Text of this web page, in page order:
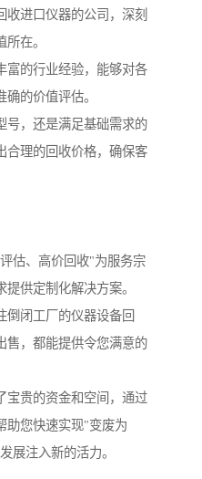
收进口仪器的公司，深刻
在。
富的行业经验，能够对各
的价值评估。
号，还是满足基础需求的
合理的回收价格，确保客
估、高价回收"为服务宗
供定制化解决方案。
倒闭工厂的仪器设备回
售，都能提供令您满意的
宝贵的资金和空间，通过
助您快速实现"变废为
展注入新的活力。